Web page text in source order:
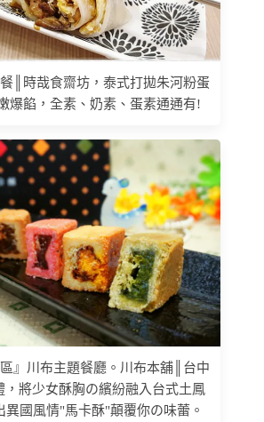
║時哉食齋坊，泰式打拋朱河粉蛋
爆餡，全素、奶素、蛋素通通有!
區』川布主題餐廳。川布本舖║台中
，將少女酥胸の繽紛融入台式土鳳
異國風情"馬卡酥"顛覆你の味蕾。